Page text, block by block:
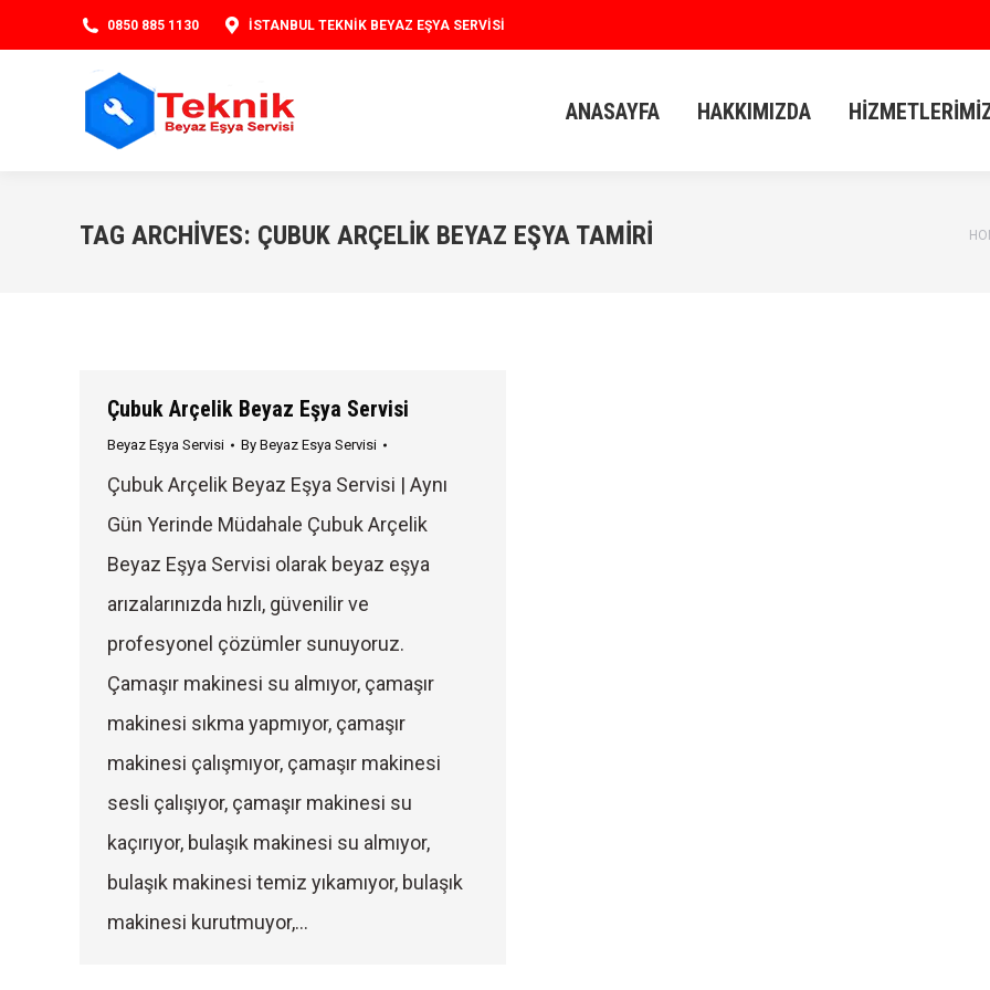
0850 885 1130 İSTANBUL TEKNIK BEYAZ EŞYA SERVISI
ANASAYFA HAKKIMIZDA
TAG ARCHIVES: ÇUBUK ARÇELIK BEYAZ EŞYA TAMIRI
Çubuk Arçelik Beyaz Eşya Servisi
Beyaz Eşya Servisi By Beyaz Esya Servisi
Çubuk Arçelik Beyaz Eşya Servisi | Aynı
Gün Yerinde Müdahale Çubuk Arçelik
Beyaz Eşya Servisi olarak beyaz eşya
arızalarınızda hızlı, güvenilir ve
profesyonel çözümler sunuyoruz.
Çamaşır makinesi su almıyor, çamaşır
makinesi sıkma yapmıyor, çamaşır
makinesi çalışmıyor, çamaşır makinesi
sesli çalışıyor, çamaşır makinesi su
kaçırıyor, bulaşık makinesi su almıyor,
bulaşık makinesi temiz yıkamıyor, bulaşık
makinesi kurutmuyor,…